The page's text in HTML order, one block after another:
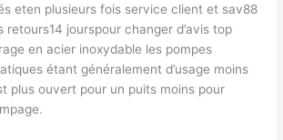
eten plusieurs fois service client et sav88
jourspour changer d’avis top
en acier inoxydable les pompes
étant généralement d’usage moins
plus ouvert pour un puits moins pour